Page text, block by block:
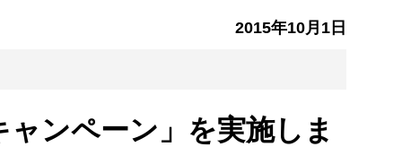
2015年10月1日
ンペーン」を実施しま